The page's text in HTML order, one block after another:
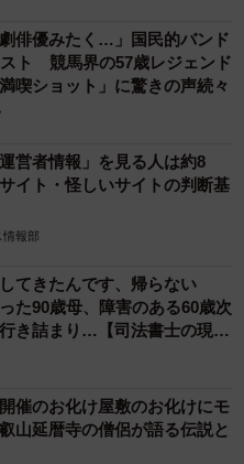
劇俳優みたく…」国民的バンド
ト 競馬界の57歳レジェンド
喫ショット」に驚きの声続々
営者情報」を見る人は約8
イト・怪しいサイトの判断基
情報部
てきたんです、帰らない
た90歳母、障害のある60歳次
き詰まり…【司法書士の現場
催のお化け屋敷のお化けにモ
山延暦寺の僧侶が語る伝説と